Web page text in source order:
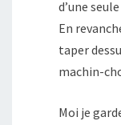
d’une
En
taper
machin-
Moi je